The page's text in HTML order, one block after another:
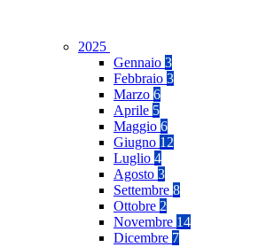
2025
Gennaio 3
Febbraio 3
Marzo 6
Aprile 5
Maggio 6
Giugno 12
Luglio 4
Agosto 3
Settembre 8
Ottobre 2
Novembre 14
Dicembre 7